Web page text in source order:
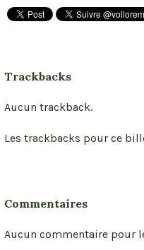
Trackbacks
Aucun trackback.
Les trackbacks pour ce
Commentaires
Aucun commentaire pour